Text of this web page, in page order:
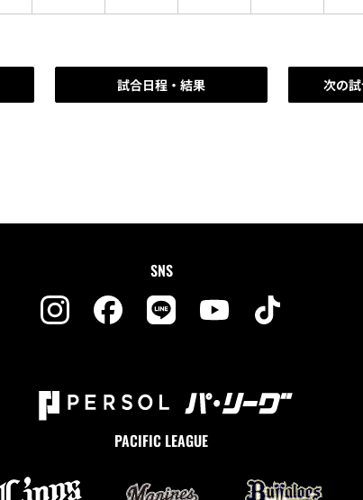
試合日程・結果 次の
SNS
PACIFIC LEAGUE